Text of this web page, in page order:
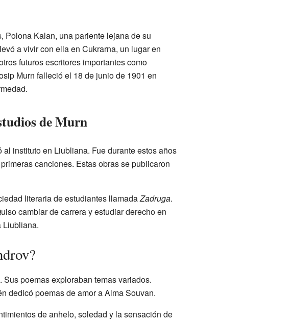
Polona Kalan, una pariente lejana de su
a vivir con ella en Cukrarna, un lugar en
futuros escritores importantes como
Murn falleció el 18 de junio de 1901 en
de Murn
instituto en Liubliana. Fue durante estos años
canciones. Estas obras se publicaron
literaria de estudiantes llamadaZadruga.
cambiar de carrera y estudiar derecho en
Liubliana.
poemas exploraban temas variados.
dedicó poemas de amor a Alma Souvan.
de anhelo, soledad y la sensación de